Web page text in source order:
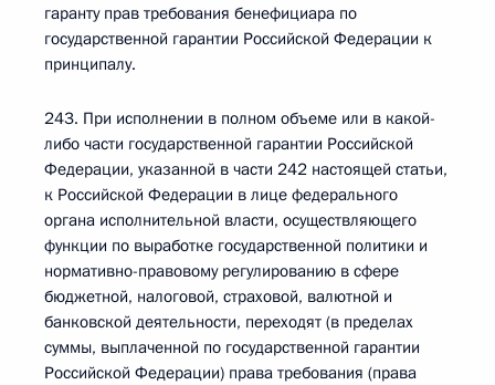
гаранту прав требования бенефициара по
государственной гарантии Российской Федерации к
принципалу.
243. При исполнении в полном объеме или в какой-
либо части государственной гарантии Российской
Федерации, указанной в части 242 настоящей статьи,
к Российской Федерации в лице федерального
органа исполнительной власти, осуществляющего
функции по выработке государственной политики и
нормативно-правовому регулированию в сфере
бюджетной, налоговой, страховой, валютной и
банковской деятельности, переходят (в пределах
суммы, выплаченной по государственной гарантии
Российской Федерации) права требования (права